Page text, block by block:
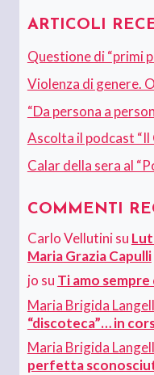
ARTICOLI
Questione di “primi
Violenza di genere.
“Da persona a
Ascolta il podcast “Il
Calar della sera al
COMMENTI
Carlo Vellutinisu
Maria Grazia Capulli
jo su Ti amo sempre
Maria Brigida
“discoteca”… in
Maria Brigida
perfetta